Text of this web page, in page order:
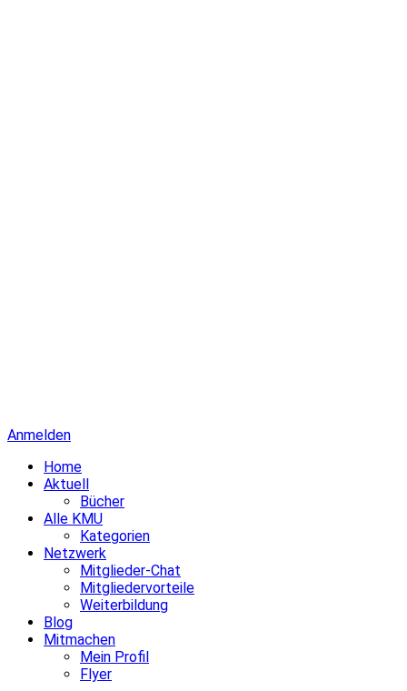
Anmelden
Home
Aktuell
Bücher
Alle KMU
Kategorien
Netzwerk
Mitglieder-Chat
Mitgliedervorteile
Weiterbildung
Blog
Mitmachen
Mein Profil
Flyer